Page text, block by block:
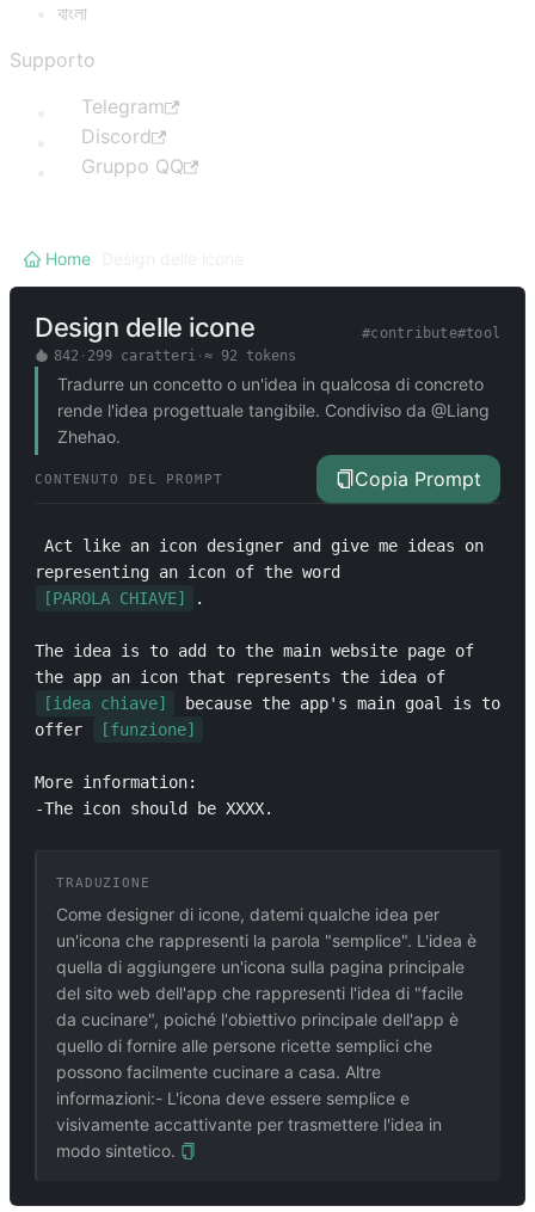
বাংলা
Supporto
Telegram
Discord
Gruppo QQ
Home
Design delle icone #contribute#tool
842 · 299 caratteri· ≈ 92 tokens
Tradurre un concetto o un'idea in qualcosa di concreto
rende l'idea progettuale tangibile. Condiviso da @Liang
Zhehao.
CONTENUTO DEL PROMPT Copia Prompt
representing an icon of the word
[PAROLA CHIAVE]
.
The idea is to add to the main website page of
the app an icon that represents the idea of
[idea chiave]
because the app's main goal is to
offer
[funzione]
More information:
-The icon should be XXXX.
TRADUZIONE
Come designer di icone, datemi qualche idea per
un'icona che rappresenti la parola "semplice". L'idea è
quella di aggiungere un'icona sulla pagina principale
del sito web dell'app che rappresenti l'idea di "facile
da cucinare", poiché l'obiettivo principale dell'app è
quello di fornire alle persone ricette semplici che
possono facilmente cucinare a casa. Altre
informazioni:- L'icona deve essere semplice e
visivamente accattivante per trasmettere l'idea in
modo sintetico.